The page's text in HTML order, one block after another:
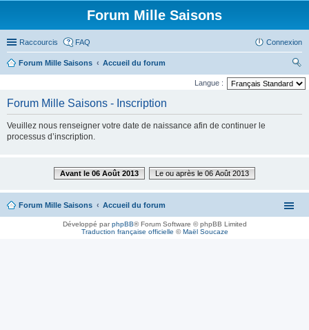
Forum Mille Saisons
Raccourcis FAQ Connexion
Forum Mille Saisons
Accueil du forum
ec
ch
Langue :
Forum Mille Saisons - Inscription
Veuillez nous renseigner votre date de naissance afin de continuer le
processus d’inscription.
Avant le 06 Août 2013 Le ou après le 06 Août 2013
Forum Mille Saisons Accueil du forum
Développé parphpBB® Forum Software © phpBB Limited
Traduction française officielle ©Maël Soucaze